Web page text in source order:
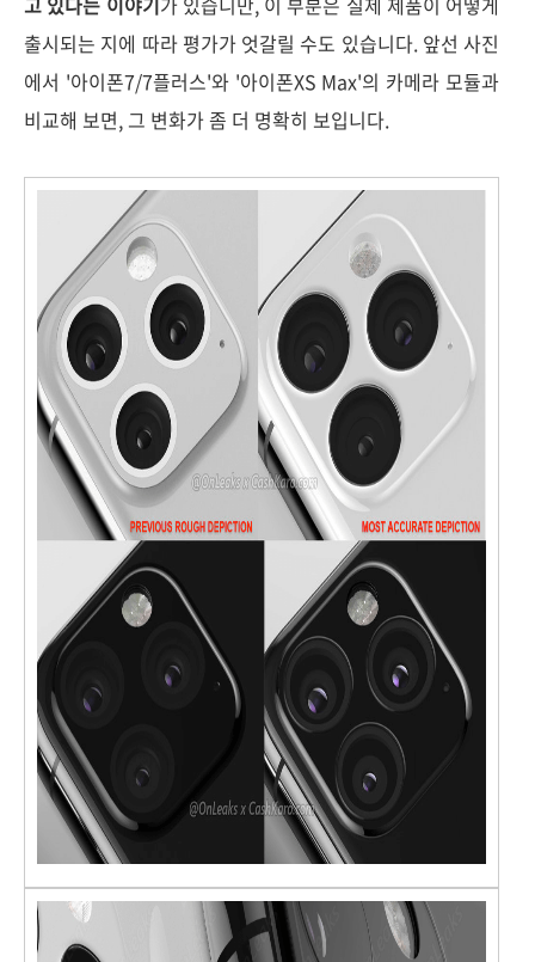
출시되는 지에 따라 평가가 엇갈릴 수도 있습니다. 앞선 사진
에서 '아이폰7/7플러스'와 '아이폰XS Max'의 카메라 모듈과
비교해 보면, 그 변화가 좀 더 명확히 보입니다.